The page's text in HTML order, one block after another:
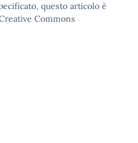
questo articolo è
Commons